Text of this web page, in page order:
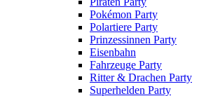
Pokémon Party
Polartiere Party
Prinzessinnen Party
Eisenbahn
Fahrzeuge Party
Ritter & Drachen Party
Superhelden Party